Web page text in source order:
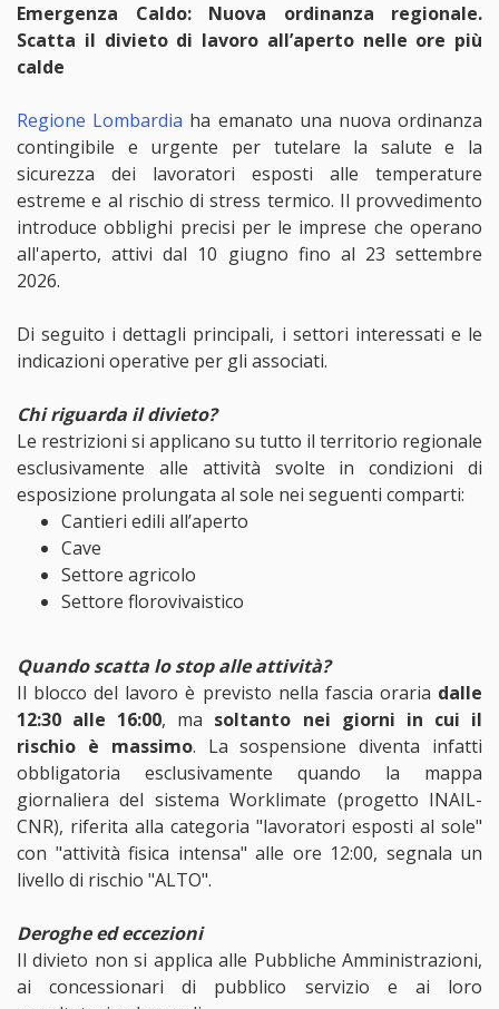
Emergenza Caldo: Nuova ordinanza regionale.
Scatta il divieto di lavoro all’aperto nelle ore più
calde
Regione Lombardia ha emanato una nuova ordinanza
contingibile e urgente per tutelare la salute e la
sicurezza dei lavoratori esposti alle temperature
estreme e al rischio di stress termico. Il provvedimento
introduce obblighi precisi per le imprese che operano
all'aperto, attivi dal 10 giugno fino al 23 settembre
2026.
Di seguito i dettagli principali, i settori interessati e le
indicazioni operative per gli associati.
Chi riguarda il divieto?
Le restrizioni si applicano su tutto il territorio regionale
esclusivamente alle attività svolte in condizioni di
esposizione prolungata al sole nei seguenti comparti:
Cantieri edili all’aperto
Cave
Settore agricolo
Settore florovivaistico
Quando scatta lo stop alle attività?
Il blocco del lavoro è previsto nella fascia oraria dalle
12:30 alle 16:00, ma soltanto nei giorni in cui il
rischio è massimo. La sospensione diventa infatti
obbligatoria esclusivamente quando la mappa
giornaliera del sistema Worklimate (progetto INAIL-
CNR), riferita alla categoria "lavoratori esposti al sole"
con "attività fisica intensa" alle ore 12:00, segnala un
livello di rischio "ALTO".
Deroghe ed eccezioni
Il divieto non si applica alle Pubbliche Amministrazioni,
ai concessionari di pubblico servizio e ai loro